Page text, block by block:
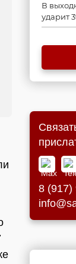
В
ударит
8 (917)